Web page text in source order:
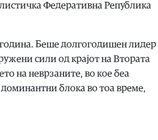
Федеративна Република
Беше долгогодишен лидер
сили од крајот на Втората
на неврзаните, во кое беа
блока во тоа време,